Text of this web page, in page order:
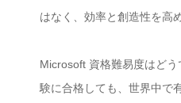
はなく、効率と創造性を高
Microsoft 資格難易度はど
験に合格しても、世界中で